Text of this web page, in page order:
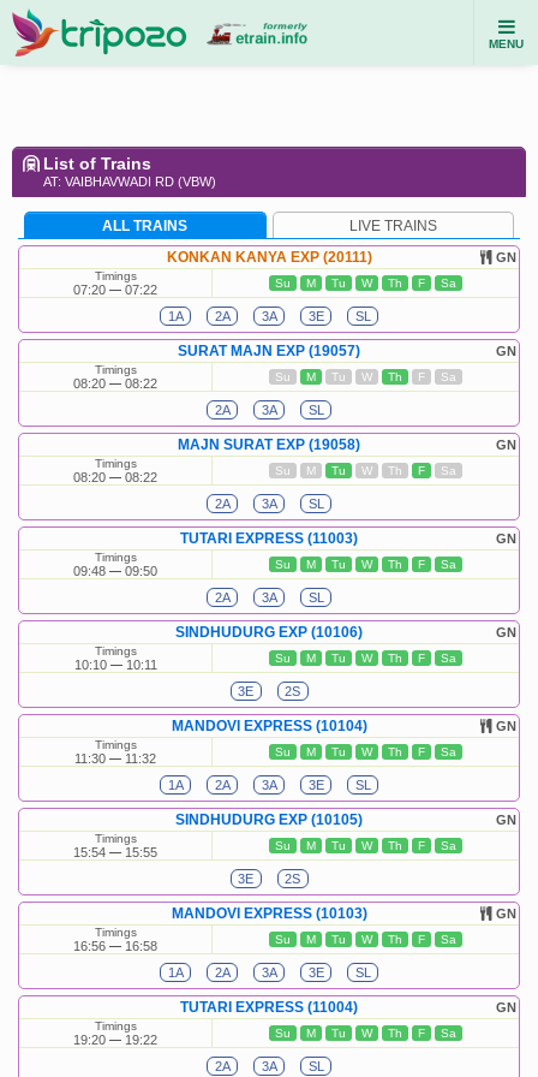
MENU
List of Trains
AT: VAIBHAVWADI RD (VBW)
ALL TRAINS LIVE TRAINS
GN
KONKAN KANYA EXP (20111)
Timings
07:20 07:22 Su M Tu W Th F Sa
1A 2A 3A 3E SL
GN
SURAT MAJN EXP (19057)
Timings
08:20 08:22 Su M Tu W Th F Sa
2A 3A SL
GN
MAJN SURAT EXP (19058)
Timings
08:20 08:22 Su M Tu W Th F Sa
2A 3A SL
GN
TUTARI EXPRESS (11003)
Timings
09:48 09:50 Su M Tu W Th F Sa
2A 3A SL
GN
SINDHUDURG EXP (10106)
Timings
10:10 10:11 Su M Tu W Th F Sa
3E 2S
GN
MANDOVI EXPRESS (10104)
Timings
11:30 11:32 Su M Tu W Th F Sa
1A 2A 3A 3E SL
GN
SINDHUDURG EXP (10105)
Timings
15:54 15:55 Su M Tu W Th F Sa
3E 2S
GN
MANDOVI EXPRESS (10103)
Timings
16:56 16:58 Su M Tu W Th F Sa
1A 2A 3A 3E SL
GN
TUTARI EXPRESS (11004)
Timings
19:20 19:22 Su M Tu W Th F Sa
2A 3A SL